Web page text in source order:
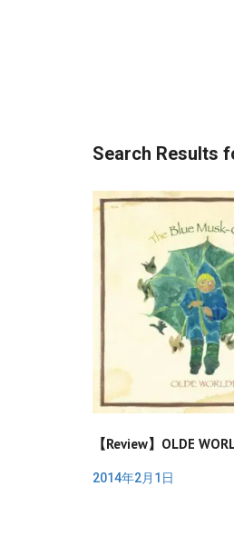
Search Results
【Review】OLDE
2014年2月1日